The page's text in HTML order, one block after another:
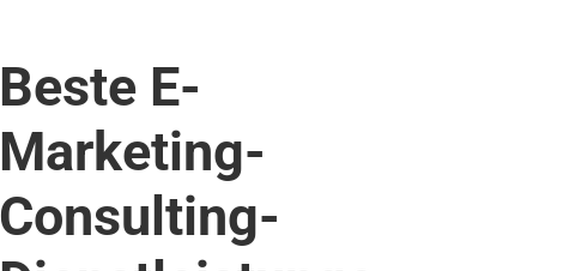
Beste E-
Marketing-
Consulting-